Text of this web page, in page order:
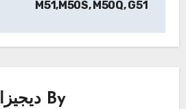
M51,M50S, M50Q, G51
By دیجیزا